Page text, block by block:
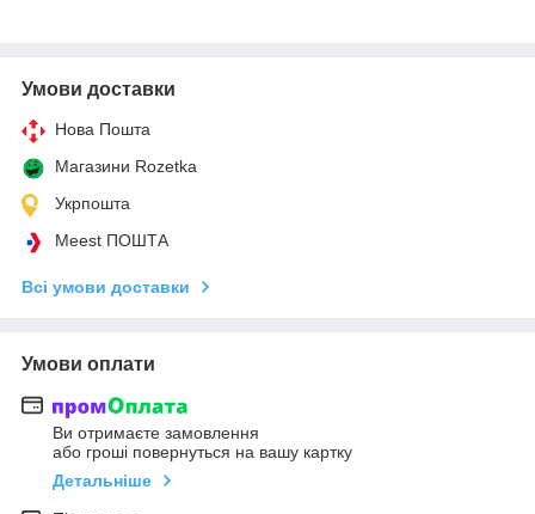
Умови доставки
Нова Пошта
Магазини Rozetka
Укрпошта
Meest ПОШТА
Всі умови доставки
Умови оплати
Ви отримаєте замовлення
або гроші повернуться на вашу картку
Детальніше